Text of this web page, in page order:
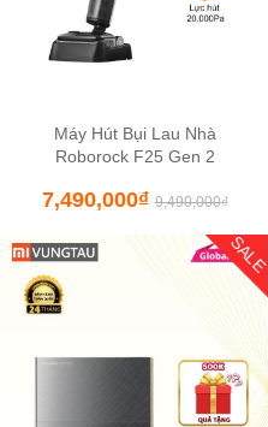
Máy Hút Bụi Lau Nhà
Roborock F25 Gen 2
7,490,000₫ 9,490,000₫
SALE